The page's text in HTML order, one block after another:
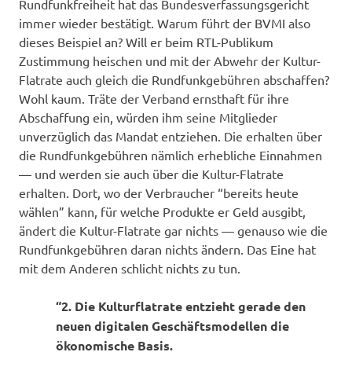
Rundfunkfreiheit hat das Bundesverfassungsgericht
immer wieder bestätigt. Warum führt der BVMI also
dieses Beispiel an? Will er beim RTL-Publikum
Zustimmung heischen und mit der Abwehr der Kultur-
Flatrate auch gleich die Rundfunkgebühren abschaffen?
Wohl kaum. Träte der Verband ernsthaft für ihre
Abschaffung ein, würden ihm seine Mitglieder
unverzüglich das Mandat entziehen. Die erhalten über
die Rundfunkgebühren nämlich erhebliche Einnahmen
— und werden sie auch über die Kultur-Flatrate
erhalten. Dort, wo der Verbraucher “bereits heute
wählen” kann, für welche Produkte er Geld ausgibt,
ändert die Kultur-Flatrate gar nichts — genauso wie die
Rundfunkgebühren daran nichts ändern. Das Eine hat
mit dem Anderen schlicht nichts zu tun.
“2. Die Kulturflatrate entzieht gerade den
neuen digitalen Geschäftsmodellen die
ökonomische Basis.